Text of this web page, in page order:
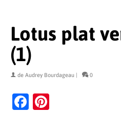
Lotus plat
(1)
de Audrey Bourdageau | 0
Facebook